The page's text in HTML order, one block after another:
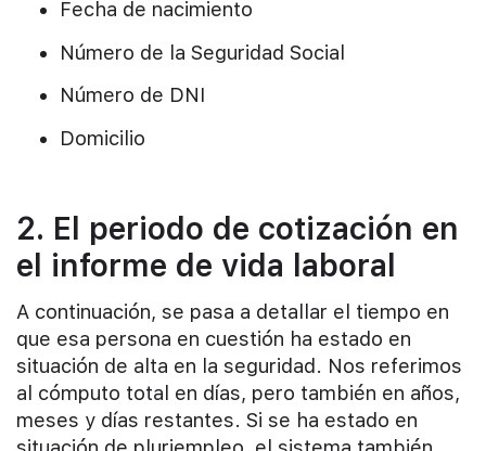
Fecha de nacimiento
Número de la Seguridad Social
Número de DNI
Domicilio
2. El periodo de cotización en
el informe de vida laboral
A continuación, se pasa a detallar el tiempo en
que esa persona en cuestión ha estado en
situación de alta en la seguridad. Nos referimos
al cómputo total en días, pero también en años,
meses y días restantes. Si se ha estado en